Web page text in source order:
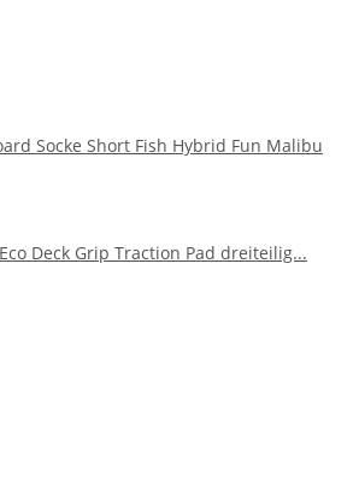
Socke Short Fish Hybrid Fun Malibu